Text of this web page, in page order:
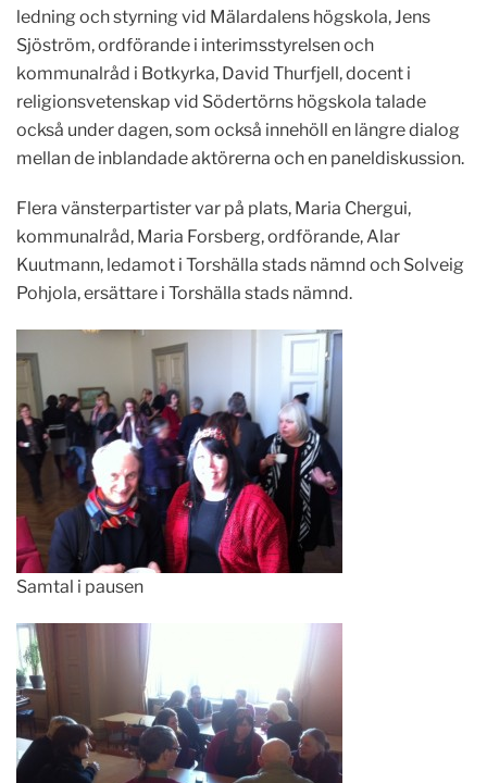
ledning och styrning vid Mälardalens högskola, Jens
Sjöström, ordförande i interimsstyrelsen och
kommunalråd i Botkyrka, David Thurfjell, docent i
religionsvetenskap vid Södertörns högskola talade
också under dagen, som också innehöll en längre dialog
mellan de inblandade aktörerna och en paneldiskussion.
Flera vänsterpartister var på plats, Maria Chergui,
kommunalråd, Maria Forsberg, ordförande, Alar
Kuutmann, ledamot i Torshälla stads nämnd och Solveig
Pohjola, ersättare i Torshälla stads nämnd.
Samtal i pausen